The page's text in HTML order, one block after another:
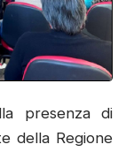
presenza di
della Regione